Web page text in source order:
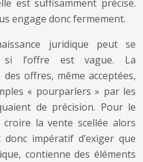
est suffisamment précise.
engage donc fermement.
juridique peut se
l’offre est vague. La
offres, même acceptées,
« pourparlers » par les
de précision. Pour le
la vente scellée alors
impératif d’exiger que
contienne des éléments